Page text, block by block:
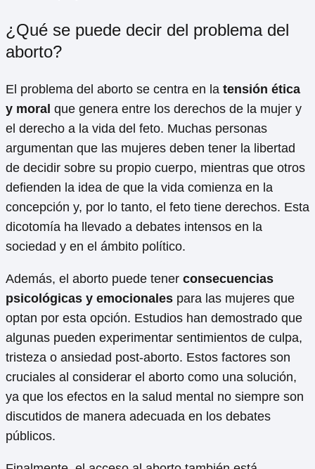
¿Qué se puede decir del problema del
aborto?
El problema del aborto se centra en la tensión ética
y moral que genera entre los derechos de la mujer y
el derecho a la vida del feto. Muchas personas
argumentan que las mujeres deben tener la libertad
de decidir sobre su propio cuerpo, mientras que otros
defienden la idea de que la vida comienza en la
concepción y, por lo tanto, el feto tiene derechos. Esta
dicotomía ha llevado a debates intensos en la
sociedad y en el ámbito político.
Además, el aborto puede tener consecuencias
psicológicas y emocionales para las mujeres que
optan por esta opción. Estudios han demostrado que
algunas pueden experimentar sentimientos de culpa,
tristeza o ansiedad post-aborto. Estos factores son
cruciales al considerar el aborto como una solución,
ya que los efectos en la salud mental no siempre son
discutidos de manera adecuada en los debates
públicos.